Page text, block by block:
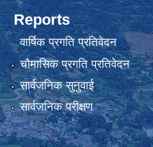
Reports
वार्षिक प्रगति प्रतिवेदन
चौमासिक प्रगति प्रतिवेदन
सार्वजनिक सुनुवाई
सार्वजनिक परीक्षण